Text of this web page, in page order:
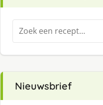
Zoeken
naar:
Nieuwsbrief